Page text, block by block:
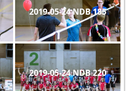
2019-05-24 NDB 185
2019-05-24 NDB 220